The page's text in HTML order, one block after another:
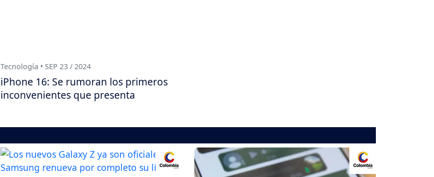
Tecnología • SEP 23 / 2024
iPhone 16: Se rumoran los primeros
inconvenientes que presenta